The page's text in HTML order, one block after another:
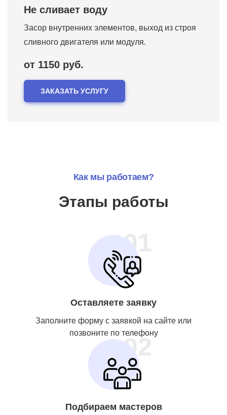
Не сливает воду
Засор внутренних элементов, выход из строя
сливного двигателя или модуля.
от 1150 руб.
ЗАКАЗАТЬ УСЛУГУ
Как мы работаем?
Этапы работы
01
Оставляете заявку
Заполните форму с заявкой на сайте или
позвоните по телефону
02
Подбираем мастеров